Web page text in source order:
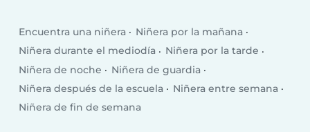
Encuentra una niñera
Niñera por la mañana
Niñera durante el mediodía
Niñera por la tarde
Niñera de noche
Niñera de guardia
Niñera después de la escuela
Niñera entre semana
Niñera de fin de semana